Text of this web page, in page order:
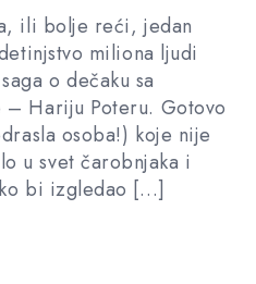
ili bolje reći, jedan
miliona ljudi
o dečaku sa
– Hariju Poteru. Gotovo
osoba!) koje nije
u svet čarobnjaka i
bi izgledao […]